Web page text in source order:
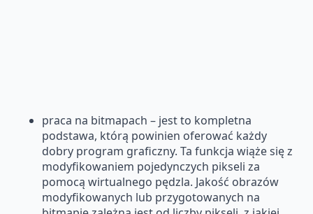
praca na bitmapach – jest to kompletna
podstawa, którą powinien oferować każdy
dobry program graficzny. Ta funkcja wiąże się z
modyfikowaniem pojedynczych pikseli za
pomocą wirtualnego pędzla. Jakość obrazów
modyfikowanych lub przygotowanych na